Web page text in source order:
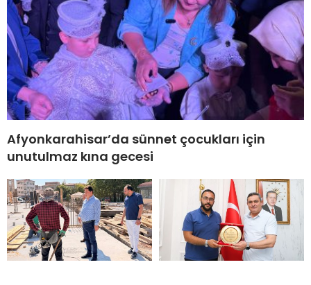
Afyonkarahisar’da sünnet çocukları için
unutulmaz kına gecesi